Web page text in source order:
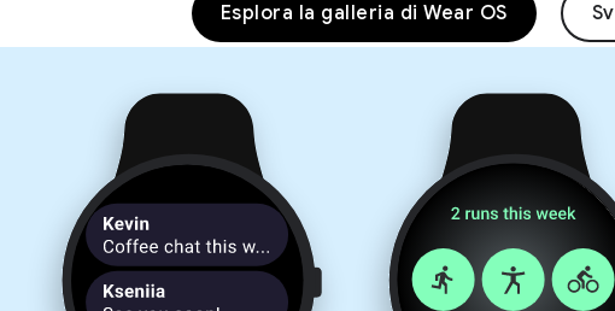
Esplora la galleria di Wear OS